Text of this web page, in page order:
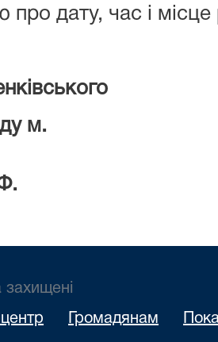
про дату, час і
м.
Громадянам